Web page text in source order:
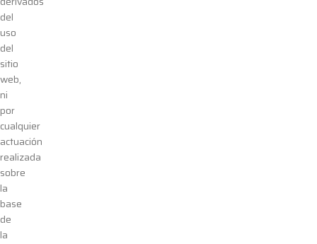
del
uso
del
sitio
web,
ni
por
cualquier
actuación
realizada
sobre
la
base
de
la